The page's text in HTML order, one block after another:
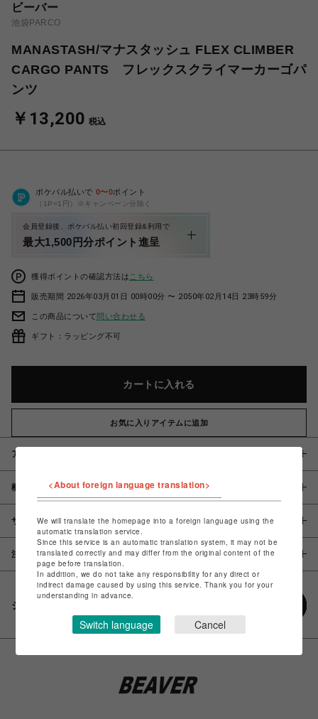
ビーバー
池袋PARCO
MANASTASH/マナスタッシュ FLEX CLIMBER
CARGO PANTS フレックスクライマーカーゴパ
ンツ
￥13,200 税込
ポケパル払いで 0〜0ポイント
（1P=1円）※キャンペーン分除く
会員登録後、ポケパル払い初回登録&利用で
最大1,500円分ポイント進呈
獲得ポイントの確認方法は こちら
販売期間 2026年03月01日 00時00分 〜 2050年02月14日 23時59分
この商品について問い合わせる
ギフト：ラッピング不可
カートに入れる
お気に入りアイテムに追加
アイテム説明 / 素材
概要
サイズ
注意事項
シェアする
<About foreign language translation>
We will translate the homepage into a foreign language using the
automatic translation service.
Since this service is an automatic translation system, it may not be
translated correctly and may differ from the original content of the
page before translation.
In addition, we do not take any responsibility for any direct or
indirect damage caused by using this service. Thank you for your
understanding in advance.
Switch language Cancel